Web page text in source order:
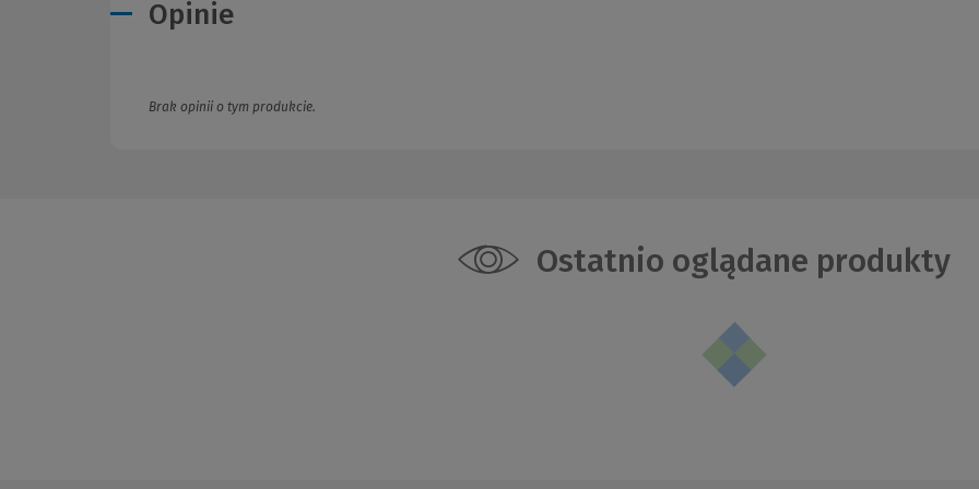
Opinie
Brak opinii o tym produkcie.
Ostatnio oglądane produkty